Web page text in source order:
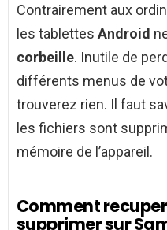
Contrairement aux
les tablettes Android
corbeille. Inutile de
différents menus de
trouverez rien. Il faut
les fichiers sont
mémoire de l’appareil.
Comment
supprimer sur